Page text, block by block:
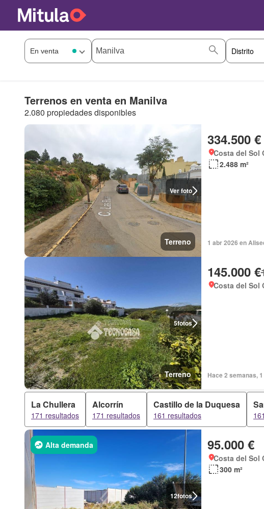
Terrenos en venta en Manilva
2.080 propiedades disponibles
Ver foto
Terreno
334.500 €
Costa del Sol
2.488 m²
1 abr 2026 en
5fotos
Terreno
145.000 €
Costa del Sol
Hace 2 semanas,
La Chullera
171 resultados
Alcorrín
171 resultados
Castillo de la Duquesa
161 resultados
12fotos
Alta demanda 95.000 €
Costa del Sol
300 m²